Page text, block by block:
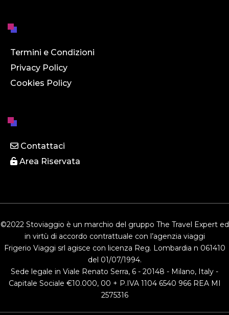
Termini e Condizioni
Privacy Policy
Cookies Policy
Contattaci
Area Riservata
©2022 Stoviaggio è un marchio del gruppo The Travel Expert ed
in virtù di accordo contrattuale con l’agenzia viaggi
Frigerio Viaggi srl agisce con licenza Reg. Lombardia n 061410
del 01/07/1994.
Sede legale in Viale Renato Serra, 6 - 20148 - Milano, Italy -
Capitale Sociale €10.000, 00 + P.IVA 1104 6540 966 REA MI
2575316